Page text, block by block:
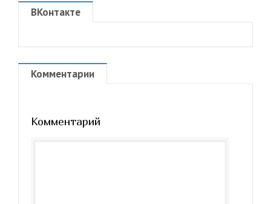
ВКонтакте
Комментарии
Комментарий